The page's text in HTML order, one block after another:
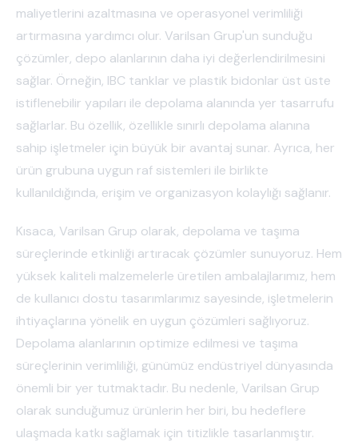
maliyetlerini azaltmasına ve operasyonel verimliliği
artırmasına yardımcı olur. Varilsan Grup'un sunduğu
çözümler, depo alanlarının daha iyi değerlendirilmesini
sağlar. Örneğin, IBC tanklar ve plastik bidonlar üst üste
istiflenebilir yapıları ile depolama alanında yer tasarrufu
sağlarlar. Bu özellik, özellikle sınırlı depolama alanına
sahip işletmeler için büyük bir avantaj sunar. Ayrıca, her
ürün grubuna uygun raf sistemleri ile birlikte
kullanıldığında, erişim ve organizasyon kolaylığı sağlanır.
Kısaca, Varilsan Grup olarak, depolama ve taşıma
süreçlerinde etkinliği artıracak çözümler sunuyoruz. Hem
yüksek kaliteli malzemelerle üretilen ambalajlarımız, hem
de kullanıcı dostu tasarımlarımız sayesinde, işletmelerin
ihtiyaçlarına yönelik en uygun çözümleri sağlıyoruz.
Depolama alanlarının optimize edilmesi ve taşıma
süreçlerinin verimliliği, günümüz endüstriyel dünyasında
önemli bir yer tutmaktadır. Bu nedenle, Varilsan Grup
olarak sunduğumuz ürünlerin her biri, bu hedeflere
ulaşmada katkı sağlamak için titizlikle tasarlanmıştır.